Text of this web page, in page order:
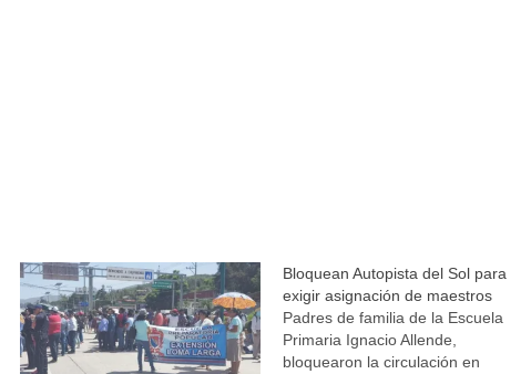
Bloquean Autopista del Sol para
exigir asignación de maestros
Padres de familia de la Escuela
Primaria Ignacio Allende,
bloquearon la circulación en